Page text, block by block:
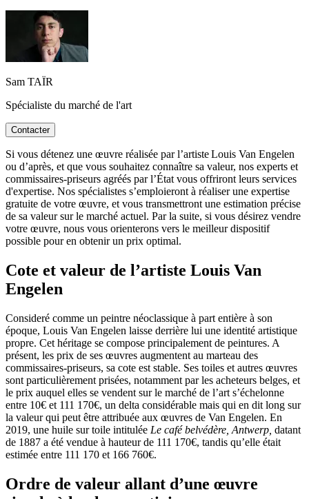
Sam TAÏR
Spécialiste du marché de l'art
Contacter
Si vous détenez une œuvre réalisée par l’artiste Louis Van Engelen
ou d’après, et que vous souhaitez connaître sa valeur, nos experts et
commissaires-priseurs agréés par l’État vous offriront leurs services
d'expertise. Nos spécialistes s’emploieront à réaliser une expertise
gratuite de votre œuvre, et vous transmettront une estimation précise
de sa valeur sur le marché actuel. Par la suite, si vous désirez vendre
votre œuvre, nous vous orienterons vers le meilleur dispositif
possible pour en obtenir un prix optimal.
Cote et valeur de l’artiste Louis Van
Engelen
Consideré comme un peintre néoclassique à part entière à son
époque, Louis Van Engelen laisse derrière lui une identité artistique
propre. Cet héritage se compose principalement de peintures. A
présent, les prix de ses œuvres augmentent au marteau des
commissaires-priseurs, sa cote est stable. Ses toiles et autres œuvres
sont particulièrement prisées, notamment par les acheteurs belges, et
le prix auquel elles se vendent sur le marché de l’art s’échelonne
entre 10€ et 111 170€, un delta considérable mais qui en dit long sur
la valeur qui peut être attribuée aux œuvres de Van Engelen. En
2019, une huile sur toile intitulée Le café belvédère, Antwerp, datant
de 1887 a été vendue à hauteur de 111 170€, tandis qu’elle était
estimée entre 111 170 et 166 760€.
Ordre de valeur allant d’une œuvre